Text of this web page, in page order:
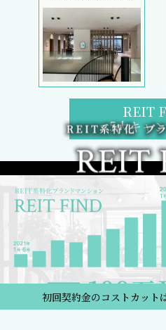
REIT
5大キャ
初回契約金のコストカット